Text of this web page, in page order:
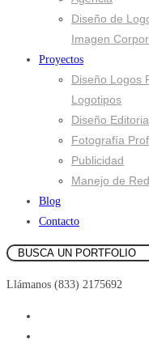
Diseño de
Imagen
Proyectos
Diseño Logos
Logotipos
Diseño
Fotografía
Publicidad
Manejo de
Blog
Contacto
Llámanos (833) 2175692